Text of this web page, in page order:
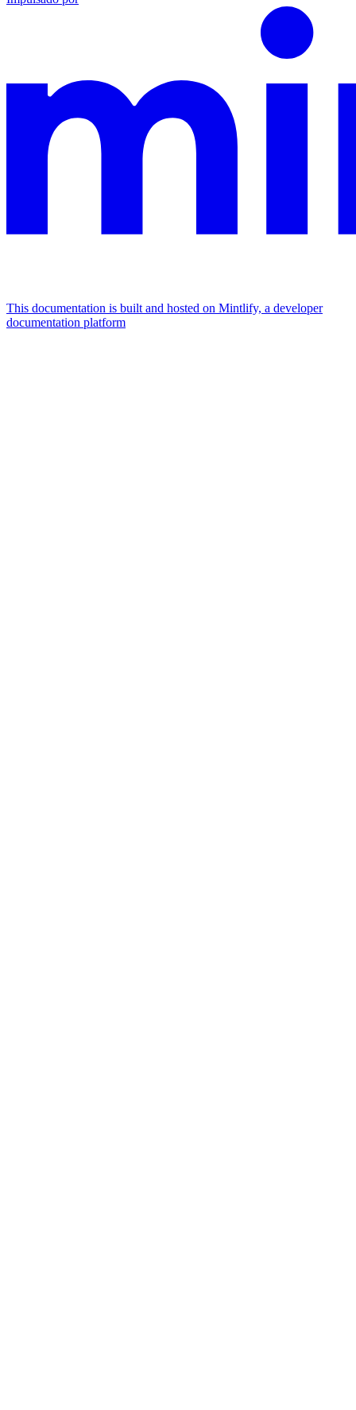
This documentation is built and hosted on Mintlify, a developer
documentation platform